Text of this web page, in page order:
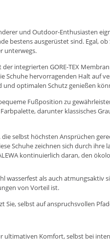
und Outdoor-Enthusiasten
bestens ausgerüstet sind. Egal,
unterwegs.
integrierten GORE-TEX
Schuhe hervorragenden Halt auf
und optimalen Schutz genießen
Fußposition zu
darunter klassisches
selbst höchsten Ansprüchen
Schuhe zeichnen sich durch
kontinuierlich daran, den
wasserfest als auch
von Vorteil ist.
selbst auf anspruchsvollen
ultimativen Komfort, selbst bei